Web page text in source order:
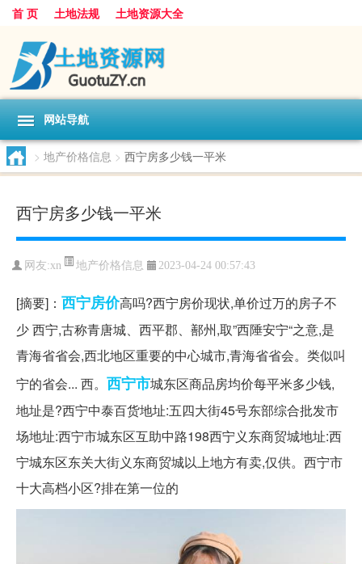
首 页 土地法规 土地资源大全
网站导航
> 地产价格信息 > 西宁房多少钱一平米
西宁房多少钱一平米
网友:xn 地产价格信息 2023-04-24 00:57:43
[摘要]： 西宁房价高吗?西宁房价现状,单价过万的房子不
少 西宁,古称青唐城、西平郡、鄯州,取”西陲安宁“之意,是
青海省省会,西北地区重要的中心城市,青海省省会。类似叫
宁的省会... 西。 西宁市城东区商品房均价每平米多少钱,
地址是?西宁中泰百货地址:五四大街45号东部综合批发市
场地址:西宁市城东区互助中路198西宁义东商贸城地址:西
宁城东区东关大街义东商贸城以上地方有卖,仅供。西宁市
十大高档小区?排在第一位的